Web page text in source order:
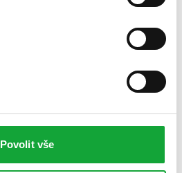
Povolit vše